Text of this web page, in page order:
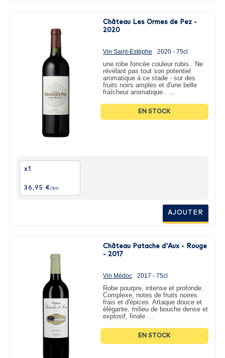
Château Les Ormes de Pez -
2020
Vin Saint-Estèphe 2020 - 75cl
une robe foncée couleur rubis.. Ne
révélant pas tout son potentiel
aromatique à ce stade - sur des
fruits noirs amples et d'une belle
fraîcheur aromatique.. ...
EN STOCK
x1
36,95 €/btl
AJOUTER
Château Patache d'Aux - Rouge
- 2017
Vin Médoc 2017 - 75cl
Robe pourpre, intense et profonde.
Complexe, notes de fruits noires
frais et d'épices. Attaque douce et
élégante, milieu de bouche dense et
explosif, finale ...
EN STOCK